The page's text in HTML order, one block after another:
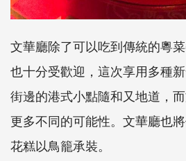
文華廳除了可以吃到傳統的粵
也十分受歡迎，這次享用多種
街邊的港式小點隨和又地道，
更多不同的可能性。文華廳也
花糕以鳥籠承裝。